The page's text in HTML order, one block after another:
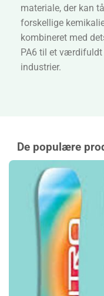
materiale, der kan
forskellige
kombineret med
PA6 til et
industrier.
De populære